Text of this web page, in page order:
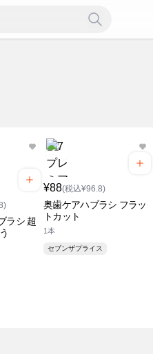
ラシ 超
¥88(税込¥96.8)
奥歯ケアハブラシ フラッ
トカット
1本
セブンザプライス